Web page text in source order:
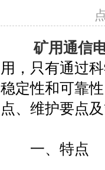
矿用通信
用，只有通过
稳定性和可靠
点、维护要点
一、特点